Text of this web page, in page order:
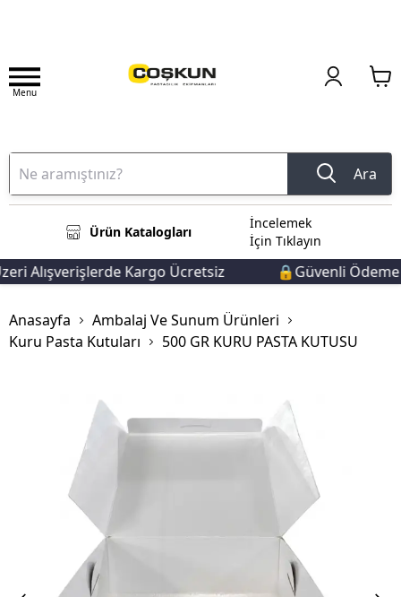
Menu
Ara
Ürün Katalogları
İncelemek
İçin Tıklayın
Alışverişlerde Kargo Ücretsiz 🔒Güvenli Ödeme
Anasayfa
Ambalaj Ve Sunum Ürünleri
Kuru Pasta Kutuları
500 GR KURU PASTA KUTUSU